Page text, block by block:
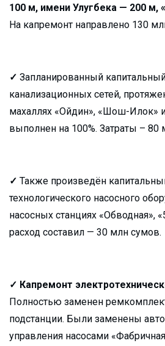
100 м, имени Улугбека — 200 м,
На капремонт направлено 130
✓ Запланированный
канализационных сетей,
махаллях «Ойдин», «Шош-Илок»
выполнен на 100%. Затраты – 80
✓ Также произведён
технологического насосного
насосных станциях «Обводная»,
расход составил — 30 млн сумов.
✓ Капремонт
Полностью заменен
подстанции. Были заменены
управления насосами